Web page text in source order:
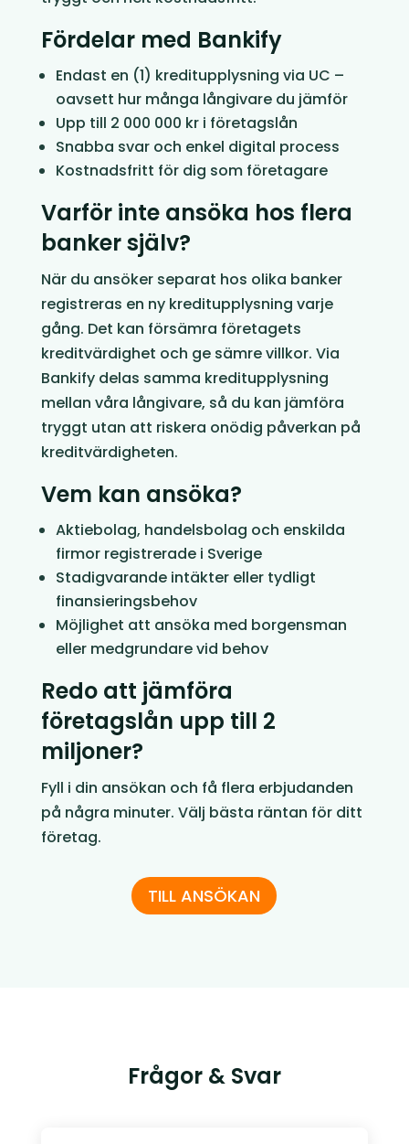
Fördelar med Bankify
Endast en (1) kreditupplysning via UC –
oavsett hur många långivare du jämför
Upp till 2 000 000 kr i företagslån
Snabba svar och enkel digital process
Kostnadsfritt för dig som företagare
Varför inte ansöka hos flera
banker själv?
När du ansöker separat hos olika banker
registreras en ny kreditupplysning varje
gång. Det kan försämra företagets
kreditvärdighet och ge sämre villkor. Via
Bankify delas samma kreditupplysning
mellan våra långivare, så du kan jämföra
tryggt utan att riskera onödig påverkan på
kreditvärdigheten.
Vem kan ansöka?
Aktiebolag, handelsbolag och enskilda
firmor registrerade i Sverige
Stadigvarande intäkter eller tydligt
finansieringsbehov
Möjlighet att ansöka med borgensman
eller medgrundare vid behov
Redo att jämföra
företagslån upp till 2
miljoner?
Fyll i din ansökan och få flera erbjudanden
på några minuter. Välj bästa räntan för ditt
företag.
TILL ANSÖKAN
Frågor & Svar